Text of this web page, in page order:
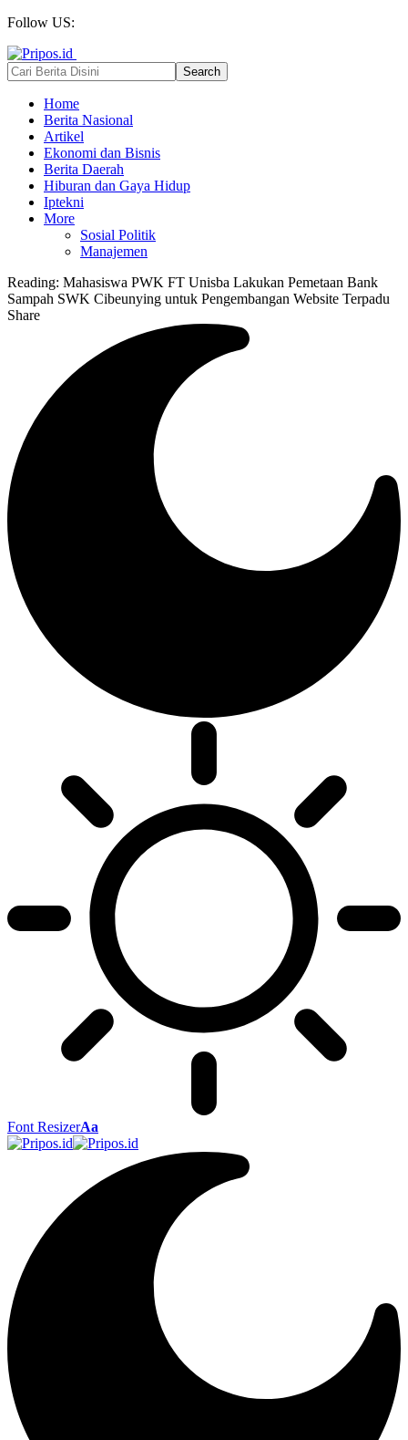
Follow US:
Home
Berita Nasional
Artikel
Ekonomi dan Bisnis
Berita Daerah
Hiburan dan Gaya Hidup
Iptekni
More
Sosial Politik
Manajemen
Reading: Mahasiswa PWK FT Unisba Lakukan Pemetaan Bank
Sampah SWK Cibeunying untuk Pengembangan Website Terpadu
Share
Font ResizerAa